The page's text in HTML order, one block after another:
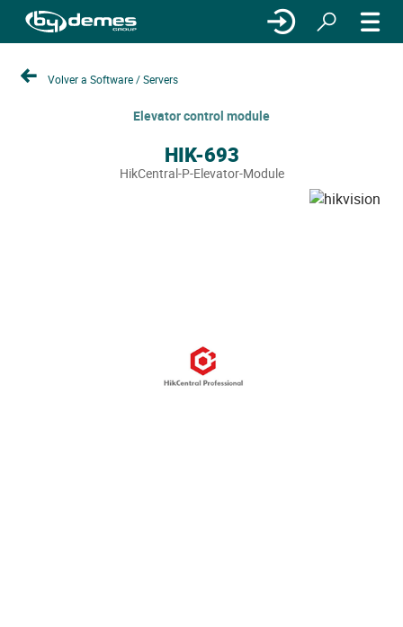
Volver a Software / Servers
Elevator control module
HIK-693
HikCentral-P-Elevator-Module